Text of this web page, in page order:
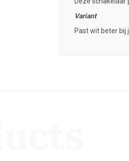
Variant
Past wit beter bij